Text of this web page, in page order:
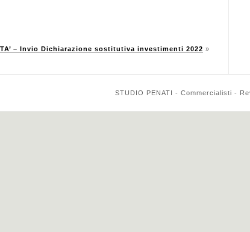
– Invio Dichiarazione sostitutiva investimenti 2022 »
STUDIO PENATI - Commercialisti -